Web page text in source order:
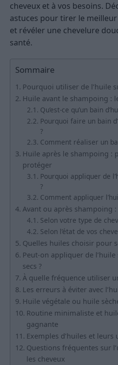
cheveux et à vos besoins.
astuces pour tirer le
et révéler une chevelure
santé.
Sommaire
Pourquoi utiliser de l’huile
Huile avant le shampoing :
Qu’est-ce qu’un bain
Pourquoi faire un bain
?
Comment réaliser un
Huile après le shampoing :
protéger
Pourquoi appliquer de
?
Comment appliquer
Avant ou après shampoing
Selon votre type de
Selon l’état de vos
Quelles huiles choisir pour
Peut-on appliquer de
secs ?
À quelle fréquence utiliser
Les erreurs à éviter avec
Huile végétale ou huile
Routine minimaliste et
gagnante
Exemples d’huiles et leurs
Questions fréquentes sur
les cheveux